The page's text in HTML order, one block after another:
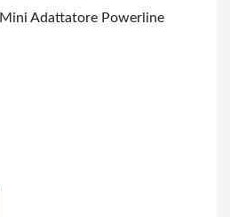
Adattatore Powerline